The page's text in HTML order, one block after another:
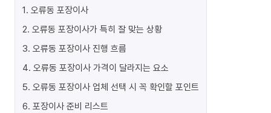
1. 오류동 포장이사
2. 오류동 포장이사가 특히 잘 맞는 상황
3. 오류동 포장이사 진행 흐름
4. 오류동 포장이사 가격이 달라지는 요소
5. 오류동 포장이사 업체 선택 시 꼭 확인할 포인트
6. 포장이사 준비 리스트